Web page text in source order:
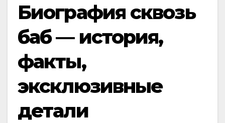
Биография сквозь
баб — история,
факты,
эксклюзивные
детали